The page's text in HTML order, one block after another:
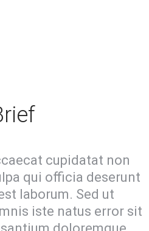
cupidatat non
qui officia deserunt
laborum. Sed ut
iste natus error sit
doloremque